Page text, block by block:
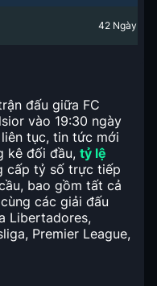
42 Ngày
đấu giữa FC
vào 19:30 ngày
tục, tin tức mới
kê đối đầu, tỷ lệ
cấp tỷ số trực tiếp
bao gồm tất cả
các giải đấu
Libertadores,
Premier League,